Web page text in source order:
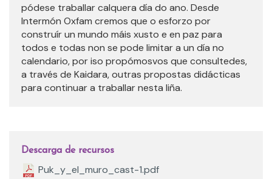
pódese traballar calquera día do ano. Desde
Intermón Oxfam cremos que o esforzo por
construír un mundo máis xusto e en paz para
todos e todas non se pode limitar a un día no
calendario, por iso propómosvos que consultedes,
a través de Kaidara, outras propostas didácticas
para continuar a traballar nesta liña.
Descarga de recursos
Puk_y_el_muro_cast-1.pdf